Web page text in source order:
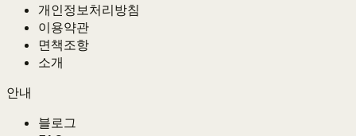
개인정보처리방침
이용약관
면책조항
소개
안내
블로그